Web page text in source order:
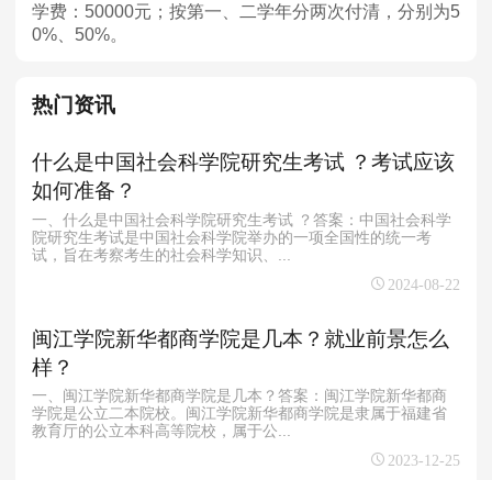
学费：50000元；按第一、二学年分两次付清，分别为5
0%、50%。
热门资讯
什么是中国社会科学院研究生考试 ？考试应该
如何准备？
一、什么是中国社会科学院研究生考试 ？答案：中国社会科学
院研究生考试是中国社会科学院举办的一项全国性的统一考
试，旨在考察考生的社会科学知识、...
2024-08-22
闽江学院新华都商学院是几本？就业前景怎么
样？
一、闽江学院新华都商学院是几本？答案：闽江学院新华都商
学院是公立二本院校。闽江学院新华都商学院是隶属于福建省
教育厅的公立本科高等院校，属于公...
2023-12-25